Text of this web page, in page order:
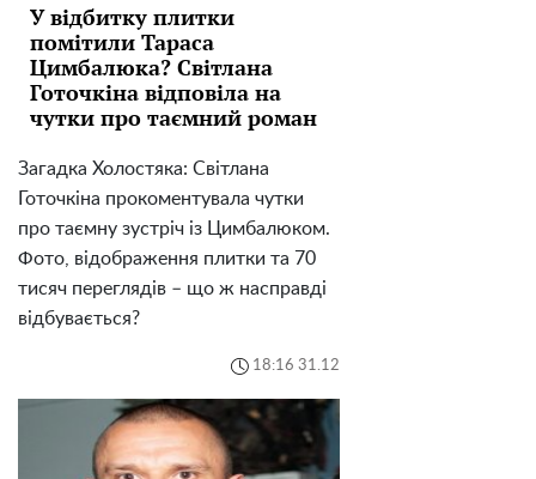
У відбитку плитки
помітили Тараса
Цимбалюка? Світлана
Готочкіна відповіла на
чутки про таємний роман
Загадка Холостяка: Світлана
Готочкіна прокоментувала чутки
про таємну зустріч із Цимбалюком.
Фото, відображення плитки та 70
тисяч переглядів – що ж насправді
відбувається?
18:16 31.12